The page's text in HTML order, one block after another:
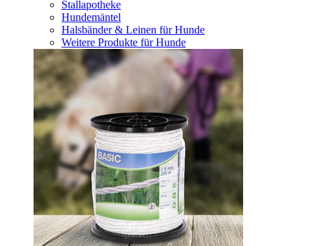
Stallapotheke
Hundemäntel
Halsbänder & Leinen für Hunde
Weitere Produkte für Hunde